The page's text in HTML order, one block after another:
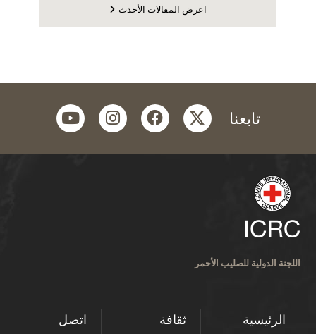
اعرض المقالات الأحدث
تابعنا twitter
facebook
instagram
youtube
اللجنة الدولية للصليب الأحمر
الرئيسية ثقافة
اتصل